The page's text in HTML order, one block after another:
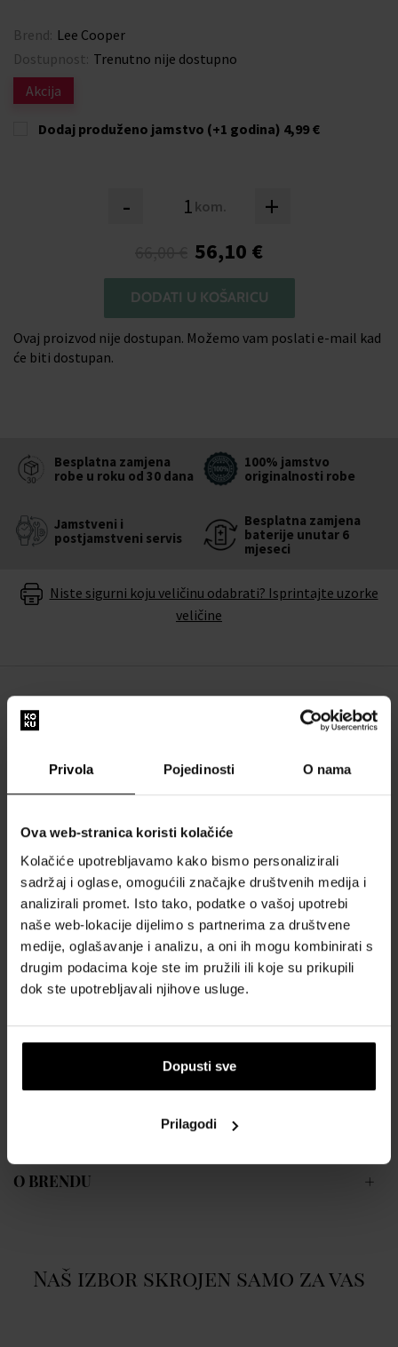
Privola Pojedinosti O nama
Ova web-stranica koristi kolačiće
Kolačiće upotrebljavamo kako bismo personalizirali
sadržaj i oglase, omogućili značajke društvenih medija i
analizirali promet. Isto tako, podatke o vašoj upotrebi
naše web-lokacije dijelimo s partnerima za društvene
medije, oglašavanje i analizu, a oni ih mogu kombinirati s
drugim podacima koje ste im pružili ili koje su prikupili
dok ste upotrebljavali njihove usluge.
Dopusti sve
Prilagodi
Brend: Lee Cooper
Dostupnost: Trenutno nije dostupno
Akcija
Dodaj produženo jamstvo (+1 godina) 4,99 €
- kom. +
56,10 €
DODATI U KOŠARICU
Ovaj proizvod nije dostupan. Možemo vam poslati e-mail kad
će biti dostupan.
Besplatna zamjena
robe u roku od 30 dana
100% jamstvo
originalnosti robe
Jamstveni i
postjamstveni servis
Besplatna zamjena
baterije unutar 6
mjeseci
Niste sigurni koju veličinu odabrati? Isprintajte uzorke
veličine
OPIS
eleganciju i upotpuni vaš stil. Uz kvalitetnu izradu iz radionice
ne morate se brinuti da ćete pogriješiti.
Jamčimo 100% originalnost robe i besplatnu zamjenu baterije u
Stoga ne oklijevajte i usavršite svoj stil ručnim satomLee Cooper
LC08080.120 - Sat.
Ženski ručni satovi
Napajanje s baterijom
Kućište u obliku kruga
Pozlaćena boja kućišta
Metalni remen
Kazaljke na brojčaniku
Otporan na vodu tijekom svakodnevnog nošenja
O BRENDU
Naš izbor skrojen samo za vas